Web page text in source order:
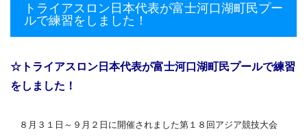
トライアスロン日本代表が富士河口湖町民プー
ルで練習をしました！
☆トライアスロン日本代表が富士河口湖町民プールで練習
をしました！
８月３１日～９月２日に開催されました第１８回アジア競技大会